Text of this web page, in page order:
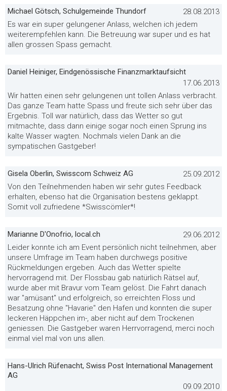
Michael Götsch, Schulgemeinde Thundorf
28.08.2013
Es war ein super gelungener Anlass, welchen ich jedem
weiterempfehlen kann. Die Betreuung war super und es hat
allen grossen Spass gemacht.
Daniel Heiniger, Eindgenössische Finanzmarktaufsicht
17.06.2013
Wir hatten einen sehr gelungenen unt tollen Anlass verbracht.
Das ganze Team hatte Spass und freute sich sehr über das
Ergebnis. Toll war natürlich, dass das Wetter so gut
mitmachte, dass dann einige sogar noch einen Sprung ins
kalte Wasser wagten. Nochmals vielen Dank an die
sympatischen Gastgeber!
Gisela Oberlin, Swisscom Schweiz AG
25.09.2012
Von den Teilnehmenden haben wir sehr gutes Feedback
erhalten, ebenso hat die Organisation bestens geklappt.
Somit voll zufriedene *Swisscömler*!
Marianne D'Onofrio, local.ch
29.06.2012
Leider konnte ich am Event persönlich nicht teilnehmen, aber
unsere Umfrage im Team haben durchwegs positive
Rückmeldungen ergeben. Auch das Wetter spielte
hervorragend mit. Der Flossbau gab natürlich Rätsel auf,
wurde aber mit Bravur vom Team gelöst. Die Fahrt danach
war "amüsant" und erfolgreich, so erreichten Floss und
Besatzung ohne "Havarie" den Hafen und konnten die super
leckeren Häppchen im-, aber nicht auf dem Trockenen
geniessen. Die Gastgeber waren Herrvorragend, merci noch
einmal viel mal von uns allen.
Hans-Ulrich Rüfenacht, Swiss Post International Management
AG
09.09.2010